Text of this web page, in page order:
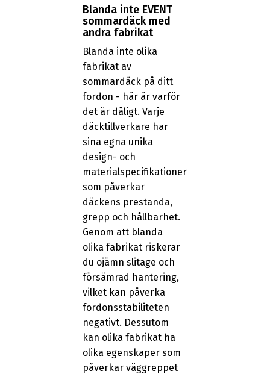
Blanda inte EVENT
sommardäck med
andra fabrikat
Blanda inte olika
fabrikat av
sommardäck på ditt
fordon - här är varför
det är dåligt. Varje
däcktillverkare har
sina egna unika
design- och
materialspecifikationer
som påverkar
däckens prestanda,
grepp och hållbarhet.
Genom att blanda
olika fabrikat riskerar
du ojämn slitage och
försämrad hantering,
vilket kan påverka
fordonsstabiliteten
negativt. Dessutom
kan olika fabrikat ha
olika egenskaper som
påverkar väggreppet